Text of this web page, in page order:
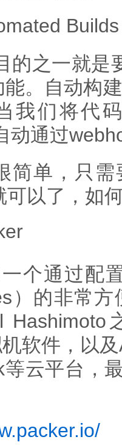
的之一就是
。自动构
我们将代
动通过
简单，只
可以了，如
个通过配
）的非常
软件，以
等云平台，